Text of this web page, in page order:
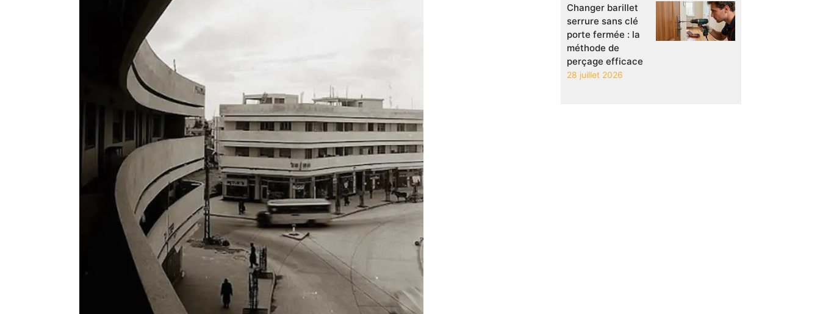
Changer barillet
serrure sans clé
porte fermée : la
méthode de
perçage efficace
28 juillet 2026